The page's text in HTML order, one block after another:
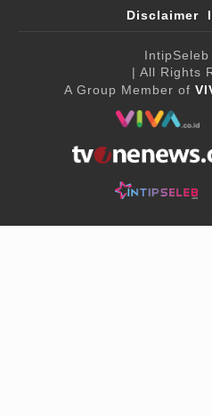
Disclaimer
IntipSeleb
| All Rights
A Group Member of